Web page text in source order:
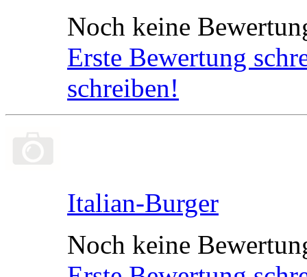
Noch keine
Erste Bewertung
schreiben!
Italian-Burger
Noch keine